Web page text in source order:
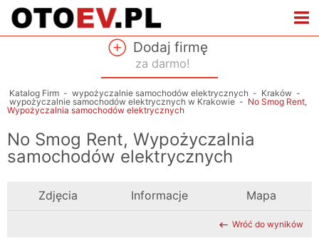
Dodaj firmę
za darmo!
Katalog Firm - wypożyczalnie samochodów elektrycznych - Kraków -
wypożyczalnie samochodów elektrycznych w Krakowie - No Smog Rent,
Wypożyczalnia samochodów elektrycznych
No Smog Rent, Wypożyczalnia
samochodów elektrycznych
Zdjęcia Informacje Mapa
Wróć do wyników